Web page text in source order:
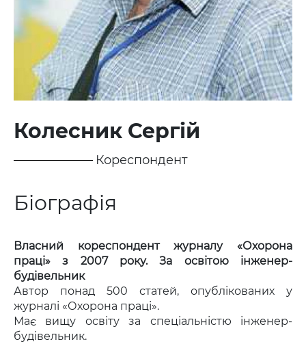
Колесник Сергій
Кореспондент
Біографія
Власний кореспондент журналу «Охорона
праці» з 2007 року. За освітою інженер-
будівельник
Автор понад 500 статей, опублікованих у
журналі «Охорона праці».
Має вищу освіту за спеціальністю інженер-
будівельник.